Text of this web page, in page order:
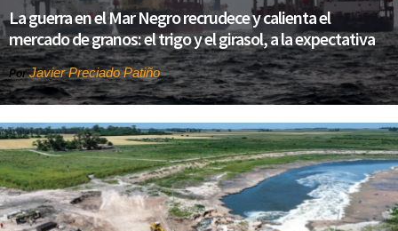
La guerra en el Mar Negro recrudece y calienta el
mercado de granos: el trigo y el girasol, a la expectativa
PorJavier Preciado Patiño